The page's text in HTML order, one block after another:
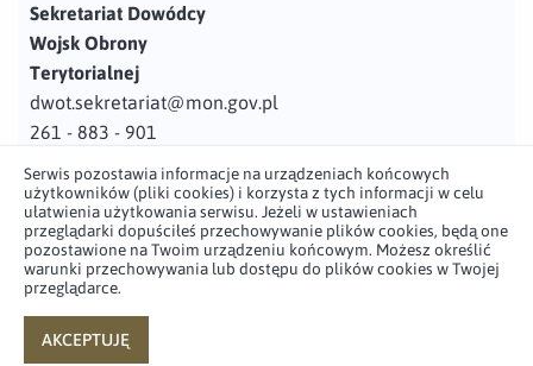
Sekretariat Dowódcy
Wojsk Obrony
Terytorialnej
dwot.sekretariat@mon.gov.pl
261 - 883 - 901
Adres
ul. Juzistek 2
05-131 Zegrze
Profil użytkownika w serwisie
Profil użytkownika w serwisie
Serwis pozostawia informacje na urządzeniach końcowych
użytkowników (pliki cookies) i korzysta z tych informacji w celu
ułatwienia użytkowania serwisu. Jeżeli w ustawieniach
przeglądarki dopuściłeś przechowywanie plików cookies, będą one
pozostawione na Twoim urządzeniu końcowym. Możesz określić
warunki przechowywania lub dostępu do plików cookies w Twojej
przeglądarce.
AKCEPTUJĘ